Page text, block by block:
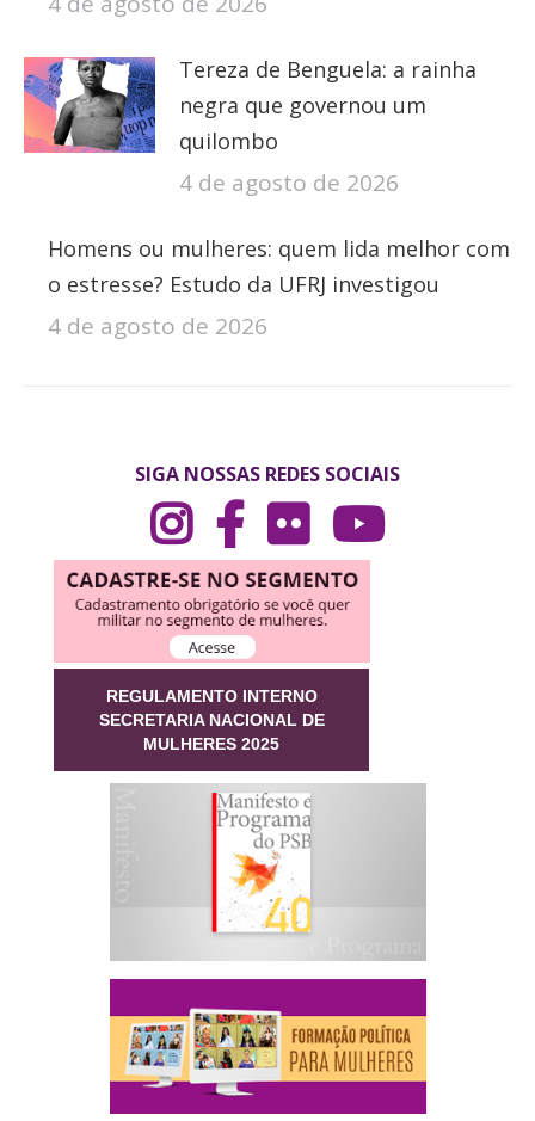
Tereza de Benguela: a rainha
negra que governou um
quilombo
4 de agosto de 2026
Homens ou mulheres: quem lida melhor com
o estresse? Estudo da UFRJ investigou
4 de agosto de 2026
SIGA NOSSAS REDES SOCIAIS
REGULAMENTO INTERNO
SECRETARIA NACIONAL DE
MULHERES 2025